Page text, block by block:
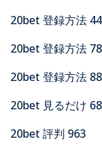
20bet 登録方法
20bet 登録方法 78
20bet 登録方法
20bet 見るだけ
20bet 評判 963